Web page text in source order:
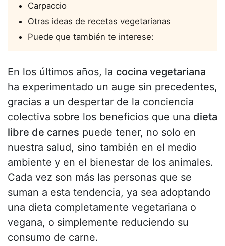
Carpaccio
Otras ideas de recetas vegetarianas
Puede que también te interese:
En los últimos años, la cocina vegetariana
ha experimentado un auge sin precedentes,
gracias a un despertar de la conciencia
colectiva sobre los beneficios que una dieta
libre de carnes puede tener, no solo en
nuestra salud, sino también en el medio
ambiente y en el bienestar de los animales.
Cada vez son más las personas que se
suman a esta tendencia, ya sea adoptando
una dieta completamente vegetariana o
vegana, o simplemente reduciendo su
consumo de carne.